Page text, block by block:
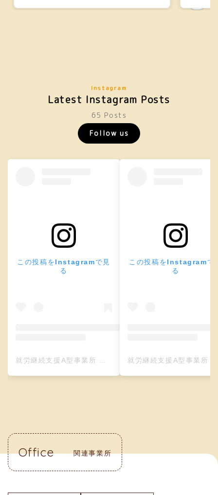
Instagram
Latest Instagram Posts
65 Posts
Follow us
この投稿をInstagramで見
る
この投稿をInstagramで
る
Office 関連事業所